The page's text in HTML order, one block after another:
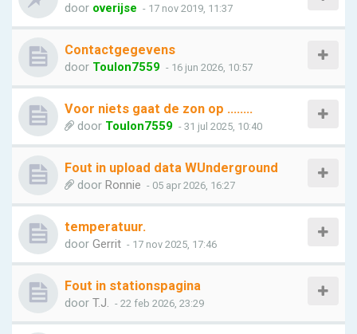
door overijse - 17 nov 2019, 11:37
Contactgegevens
door Toulon7559 - 16 jun 2026, 10:57
Voor niets gaat de zon op ........
door Toulon7559 - 31 jul 2025, 10:40
Fout in upload data WUnderground
door Ronnie - 05 apr 2026, 16:27
temperatuur.
door Gerrit - 17 nov 2025, 17:46
Fout in stationspagina
door T.J. - 22 feb 2026, 23:29